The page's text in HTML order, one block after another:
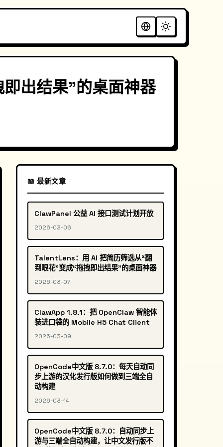
出结果”的桌面神器
📖 最新文章
ClawPanel 公益 AI 接口测试计划开放
2026-03-06
TalentLens：用 AI 把简历筛选从“翻
到眼花”变成“拖拽即出结果”的桌面神器
2026-03-07
ClawApp 1.8.1：把 OpenClaw 智能体
装进口袋的 Mobile H5 Chat Client
2026-03-09
OpenCode中文版 8.7.0：每天自动同
步上游的汉化发行版如何做到三端全自
动构建
2026-03-14
OpenCode中文版 8.7.0：自动同步上
游与三端全自动构建，让中文发行版不